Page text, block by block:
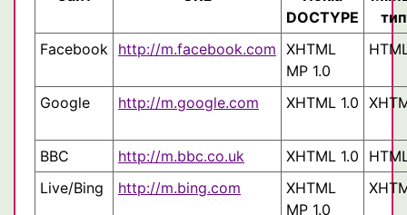
DOCTYPE
тип
Facebook
http://m.facebook.com XHTML
MP 1.0
Google http://m.google.com XHTML 1.0
BBC http://m.bbc.co.uk XHTML 1.0
Live/Bing
http://m.bing.com
XHTML
MP 1.0